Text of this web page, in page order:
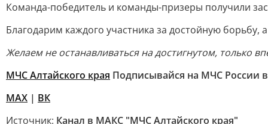
Команда-победитель и команды-призеры получили
Благодарим каждого участника за достойную
Желаем не останавливаться на достигнутом, только
МЧС Алтайского края Подписывайся на МЧС России в
MAX | ВК
Источник: Канал в МАКС "МЧС Алтайского края"